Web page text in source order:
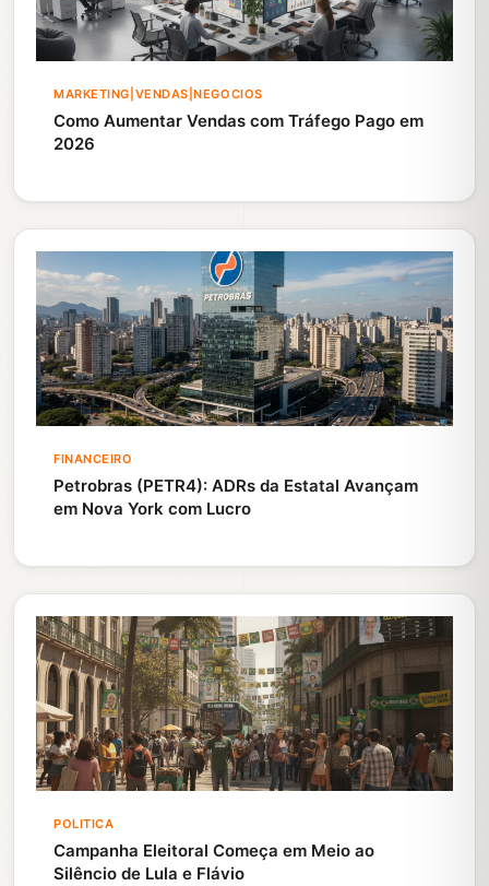
MARKETING|VENDAS|NEGOCIOS
Como Aumentar Vendas com Tráfego Pago em
2026
FINANCEIRO
Petrobras (PETR4): ADRs da Estatal Avançam
em Nova York com Lucro
POLITICA
Campanha Eleitoral Começa em Meio ao
Silêncio de Lula e Flávio